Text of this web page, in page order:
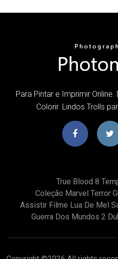
Para Pintar e Imprimir
Colorir. Lindos Trolls
True Blood 8
Coleção Marvel Terror
Assistir Filme Lua De Mel
Guerra Dos Mundos 2